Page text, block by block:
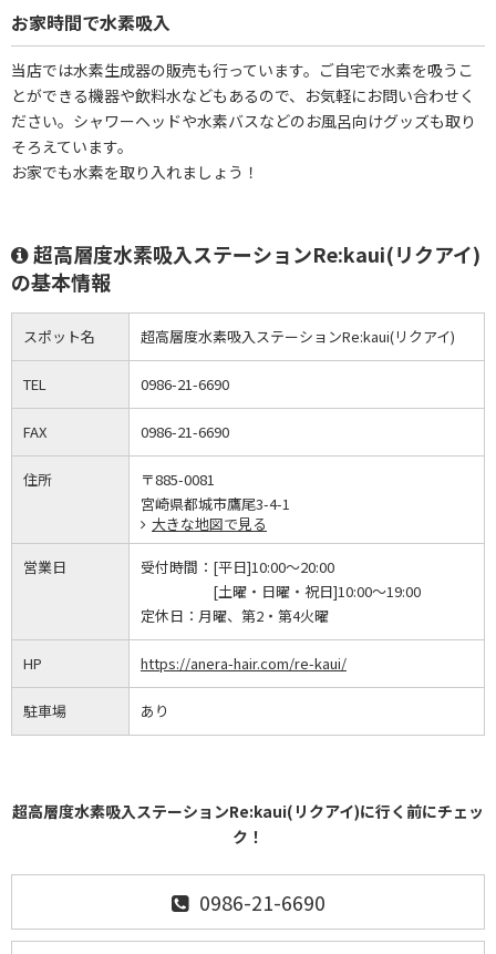
お家時間で水素吸入
当店では水素生成器の販売も行っています。ご自宅で水素を吸うこ
とができる機器や飲料水などもあるので、お気軽にお問い合わせく
ださい。シャワーヘッドや水素バスなどのお風呂向けグッズも取り
そろえています。
お家でも水素を取り入れましょう！
超高層度水素吸入ステーションRe:kaui(リクアイ)
の基本情報
スポット名 超高層度水素吸入ステーションRe:kaui(リクアイ)
TEL 0986-21-6690
FAX 0986-21-6690
住所
〒885-0081
宮崎県都城市鷹尾3-4-1
大きな地図で見る
営業日 受付時間： [平日]10:00～20:00
[土曜・日曜・祝日]10:00～19:00
定休日： 月曜、第2・第4火曜
HP https://anera-hair.com/re-kaui/
駐車場 あり
超高層度水素吸入ステーションRe:kaui(リクアイ)に行く前にチェッ
ク！
0986-21-6690